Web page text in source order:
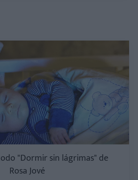
"Dormir sin lágrimas" de
Rosa Jové